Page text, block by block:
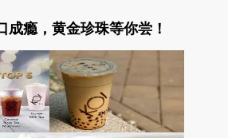
成瘾，黄金珍珠等你尝！